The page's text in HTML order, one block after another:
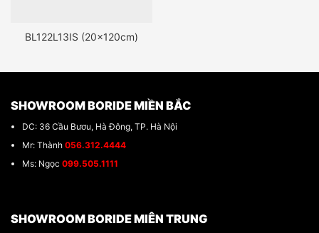
BL122L13IS (20x120cm)
SHOWROOM BORIDE MIỀN BẮC
DC: 36 Cầu Bươu, Hà Đông, TP. Hà Nội
Mr: Thành 056.312.4444
Ms: Ngọc 099.505.1111
SHOWROOM BORIDE MIÊN TRUNG